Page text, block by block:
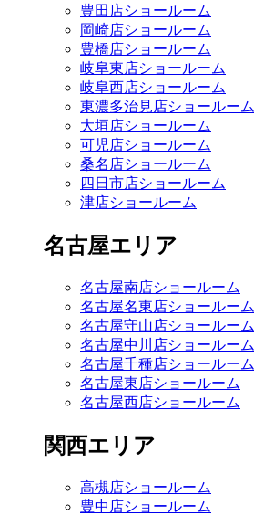
豊田店ショールーム
岡崎店ショールーム
豊橋店ショールーム
岐阜東店ショールーム
岐阜西店ショールーム
東濃多治見店ショールーム
大垣店ショールーム
可児店ショールーム
桑名店ショールーム
四日市店ショールーム
津店ショールーム
名古屋エリア
名古屋南店ショールーム
名古屋名東店ショールーム
名古屋守山店ショールーム
名古屋中川店ショールーム
名古屋千種店ショールーム
名古屋東店ショールーム
名古屋西店ショールーム
関西エリア
高槻店ショールーム
豊中店ショールーム